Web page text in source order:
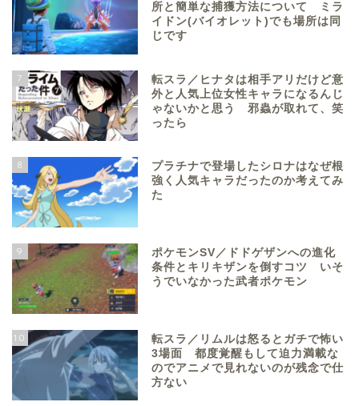
所と簡単な捕獲方法について ミラ
イドン(バイオレット)でも場所は同
じです
7
転スラ／ヒナタは相手アリだけど意
外と人気上位女性キャラになるんじ
ゃないかと思う 邪蟲が取れて、笑
ったら
8
プラチナで登場したシロナはなぜ根
強く人気キャラだったのか考えてみ
た
9
ポケモンSV／ドドゲザンへの進化
条件とキリキザンを倒すコツ いそ
うでいなかった武者ポケモン
10
転スラ／リムルは怒るとガチで怖い
3場面 都度覚醒もして迫力満載な
のでアニメで見れないのが残念で仕
方ない